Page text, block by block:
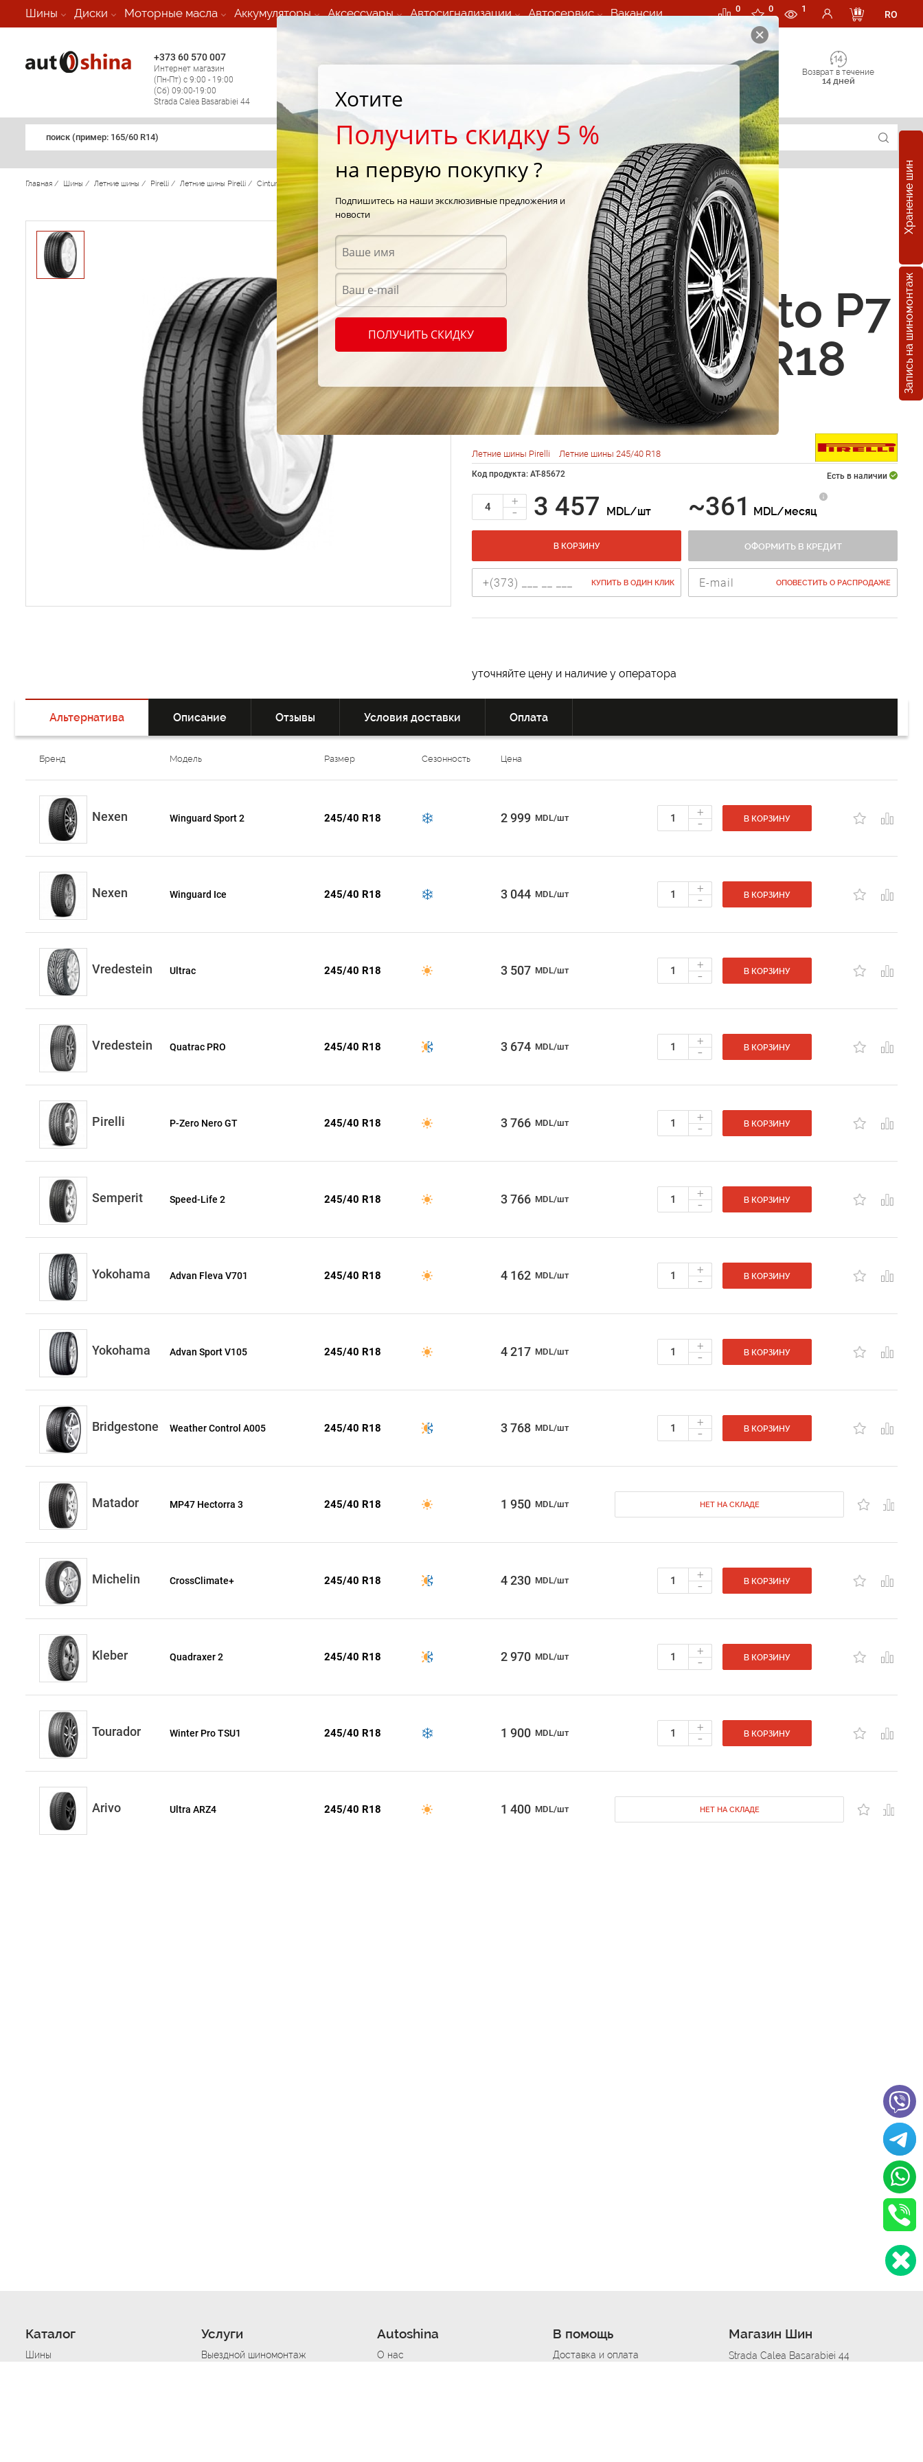
Шины Диски Моторные масла Аккумуляторы Аксессуары Автосигнализации Автосервис Вакансии 0 0 1
RO
+373 60 570 007
Интернет магазин
(Пн-Пт) с 9:00 - 19:00
(Сб) 09:00-19:00
Strada Calea Basarabiei 44
Мобильный шиномонтаж 24/7
Возврат в течение
14 дней
поиск (примеp: 165/60 R14)
Хранение шин
Запись на шиномонтаж
Главная / Шины / Летние шины / Pirelli / Летние шины Pirelli / Cinturato P7/ Pirelli Cinturato P7 Blue 245/40 R18 97Y
Летние шины
Pirelli Cinturato P7
Blue 245/40 R18
97Y
Летние шины Pirelli Летние шины 245/40 R18
Код продукта: AT-85672 Есть в наличии
+
- 3 457 MDL/шт ~361 MDL/месяц
В КОРЗИНУ ОФОРМИТЬ В КРЕДИТ
КУПИТЬ В ОДИН КЛИК ОПОВЕСТИТЬ О РАСПРОДАЖЕ
уточняйте цену и наличие у оператора
Альтернатива Описание Отзывы Условия доставки Оплата
Бренд Модель Размер Сезонность Цена
Nexen Winguard Sport 2 245/40 R18 2 999 MDL/шт +
- В КОРЗИНУ
Nexen Winguard Ice 245/40 R18 3 044 MDL/шт +
- В КОРЗИНУ
Vredestein Ultrac 245/40 R18 3 507 MDL/шт +
- В КОРЗИНУ
Vredestein Quatrac PRO 245/40 R18 3 674 MDL/шт +
- В КОРЗИНУ
Pirelli P-Zero Nero GT 245/40 R18 3 766 MDL/шт +
- В КОРЗИНУ
Semperit Speed-Life 2 245/40 R18 3 766 MDL/шт +
- В КОРЗИНУ
Yokohama Advan Fleva V701 245/40 R18 4 162 MDL/шт +
- В КОРЗИНУ
Yokohama Advan Sport V105 245/40 R18 4 217 MDL/шт +
- В КОРЗИНУ
Bridgestone Weather Control A005 245/40 R18 3 768 MDL/шт +
- В КОРЗИНУ
Matador MP47 Hectorra 3 245/40 R18 1 950 MDL/шт НЕТ НА СКЛАДЕ
Michelin CrossClimate+ 245/40 R18 4 230 MDL/шт +
- В КОРЗИНУ
Kleber Quadraxer 2 245/40 R18 2 970 MDL/шт +
- В КОРЗИНУ
Tourador Winter Pro TSU1 245/40 R18 1 900 MDL/шт +
- В КОРЗИНУ
Arivo Ultra ARZ4 245/40 R18 1 400 MDL/шт НЕТ НА СКЛАДЕ
Каталог
Шины
Услуги
Выездной шиномонтаж
Autoshina
О нас
В помощь
Доставка и оплата
Магазин Шин
Strada Calea Basarabiei 44
Хотите
Получить скидку 5 %
на первую покупку ?
Подпишитесь на наши эксклюзивные предложения и
новости
ПОЛУЧИТЬ СКИДКУ